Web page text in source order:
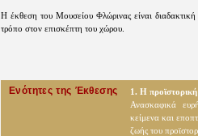
Η έκθεση του Μουσείου Φλώρινας είναι
τρόπο στον επισκέπτη του χώρου.
Ενότητες της Έκθεσης
1. Η
Ανασκαφικά
κείμενα και
ζωής του